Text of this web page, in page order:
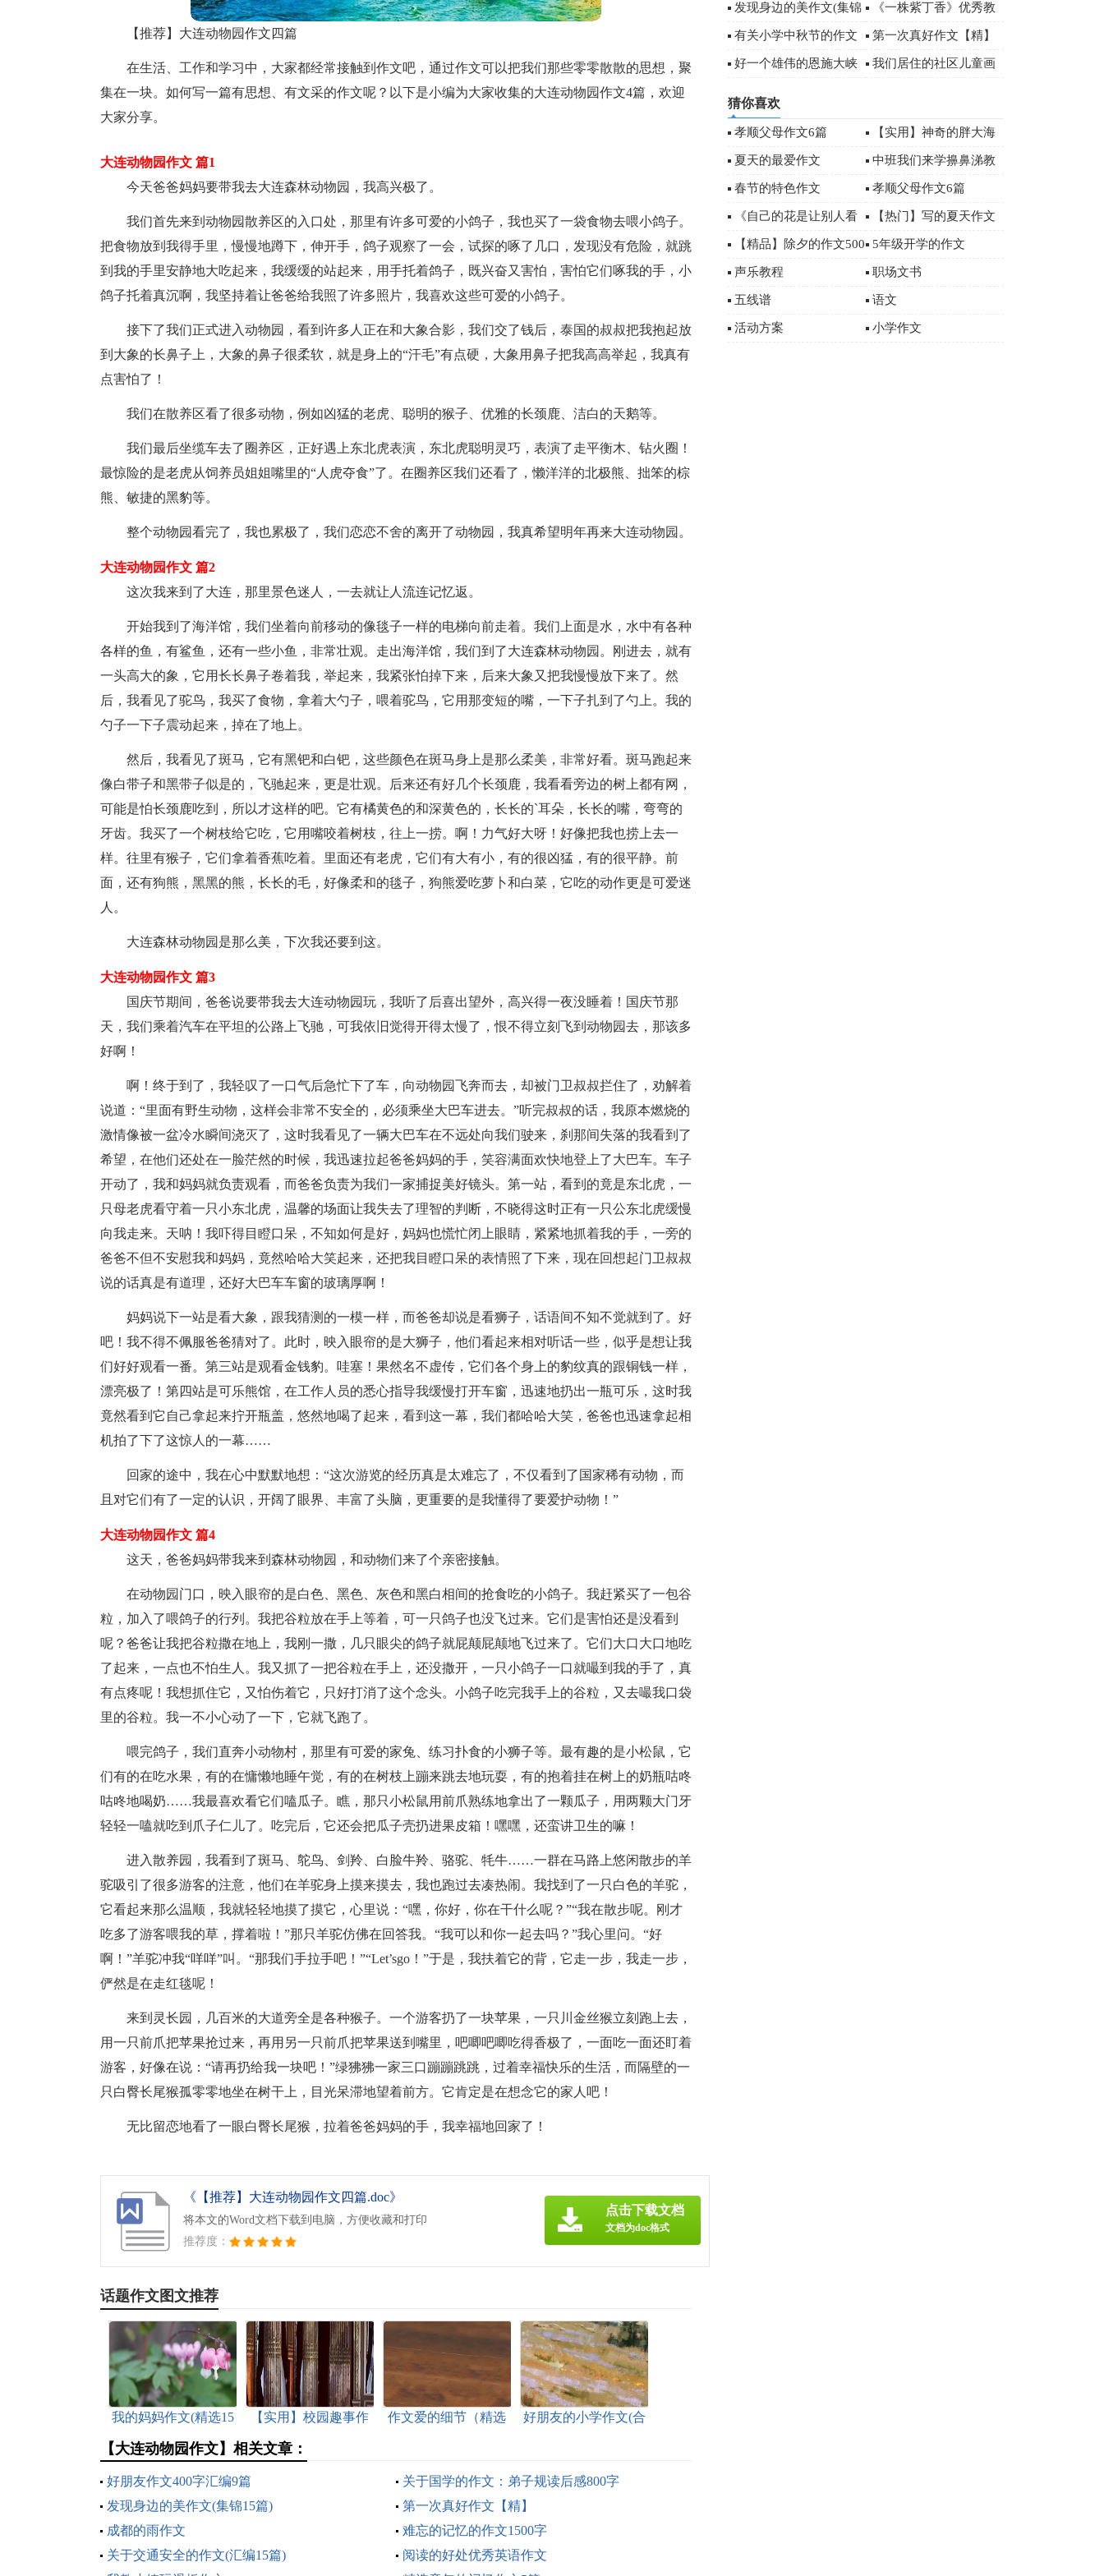
【推荐】大连动物园作文四篇
在生活、工作和学习中，大家都经常接触到作文吧，通过作文可以把我们那些零零散散的思想，聚
集在一块。如何写一篇有思想、有文采的作文呢？以下是小编为大家收集的大连动物园作文4篇，欢迎
大家分享。
大连动物园作文 篇1
今天爸爸妈妈要带我去大连森林动物园，我高兴极了。
我们首先来到动物园散养区的入口处，那里有许多可爱的小鸽子，我也买了一袋食物去喂小鸽子。
把食物放到我得手里，慢慢地蹲下，伸开手，鸽子观察了一会，试探的啄了几口，发现没有危险，就跳
到我的手里安静地大吃起来，我缓缓的站起来，用手托着鸽子，既兴奋又害怕，害怕它们啄我的手，小
鸽子托着真沉啊，我坚持着让爸爸给我照了许多照片，我喜欢这些可爱的小鸽子。
接下了我们正式进入动物园，看到许多人正在和大象合影，我们交了钱后，泰国的叔叔把我抱起放
到大象的长鼻子上，大象的鼻子很柔软，就是身上的“汗毛”有点硬，大象用鼻子把我高高举起，我真有
点害怕了！
我们在散养区看了很多动物，例如凶猛的老虎、聪明的猴子、优雅的长颈鹿、洁白的天鹅等。
我们最后坐缆车去了圈养区，正好遇上东北虎表演，东北虎聪明灵巧，表演了走平衡木、钻火圈！
最惊险的是老虎从饲养员姐姐嘴里的“人虎夺食”了。在圈养区我们还看了，懒洋洋的北极熊、拙笨的棕
熊、敏捷的黑豹等。
整个动物园看完了，我也累极了，我们恋恋不舍的离开了动物园，我真希望明年再来大连动物园。
大连动物园作文 篇2
这次我来到了大连，那里景色迷人，一去就让人流连记忆返。
开始我到了海洋馆，我们坐着向前移动的像毯子一样的电梯向前走着。我们上面是水，水中有各种
各样的鱼，有鲨鱼，还有一些小鱼，非常壮观。走出海洋馆，我们到了大连森林动物园。刚进去，就有
一头高大的象，它用长长鼻子卷着我，举起来，我紧张怕掉下来，后来大象又把我慢慢放下来了。然
后，我看见了驼鸟，我买了食物，拿着大勺子，喂着驼鸟，它用那变短的嘴，一下子扎到了勺上。我的
勺子一下子震动起来，掉在了地上。
然后，我看见了斑马，它有黑钯和白钯，这些颜色在斑马身上是那么柔美，非常好看。斑马跑起来
像白带子和黑带子似是的，飞驰起来，更是壮观。后来还有好几个长颈鹿，我看看旁边的树上都有网，
可能是怕长颈鹿吃到，所以才这样的吧。它有橘黄色的和深黄色的，长长的`耳朵，长长的嘴，弯弯的
牙齿。我买了一个树枝给它吃，它用嘴咬着树枝，往上一捞。啊！力气好大呀！好像把我也捞上去一
样。往里有猴子，它们拿着香蕉吃着。里面还有老虎，它们有大有小，有的很凶猛，有的很平静。前
面，还有狗熊，黑黑的熊，长长的毛，好像柔和的毯子，狗熊爱吃萝卜和白菜，它吃的动作更是可爱迷
人。
大连森林动物园是那么美，下次我还要到这。
大连动物园作文 篇3
国庆节期间，爸爸说要带我去大连动物园玩，我听了后喜出望外，高兴得一夜没睡着！国庆节那
天，我们乘着汽车在平坦的公路上飞驰，可我依旧觉得开得太慢了，恨不得立刻飞到动物园去，那该多
好啊！
啊！终于到了，我轻叹了一口气后急忙下了车，向动物园飞奔而去，却被门卫叔叔拦住了，劝解着
说道：“里面有野生动物，这样会非常不安全的，必须乘坐大巴车进去。”听完叔叔的话，我原本燃烧的
激情像被一盆冷水瞬间浇灭了，这时我看见了一辆大巴车在不远处向我们驶来，刹那间失落的我看到了
希望，在他们还处在一脸茫然的时候，我迅速拉起爸爸妈妈的手，笑容满面欢快地登上了大巴车。车子
开动了，我和妈妈就负责观看，而爸爸负责为我们一家捕捉美好镜头。第一站，看到的竟是东北虎，一
只母老虎看守着一只小东北虎，温馨的场面让我失去了理智的判断，不晓得这时正有一只公东北虎缓慢
向我走来。天呐！我吓得目瞪口呆，不知如何是好，妈妈也慌忙闭上眼睛，紧紧地抓着我的手，一旁的
爸爸不但不安慰我和妈妈，竟然哈哈大笑起来，还把我目瞪口呆的表情照了下来，现在回想起门卫叔叔
说的话真是有道理，还好大巴车车窗的玻璃厚啊！
妈妈说下一站是看大象，跟我猜测的一模一样，而爸爸却说是看狮子，话语间不知不觉就到了。好
吧！我不得不佩服爸爸猜对了。此时，映入眼帘的是大狮子，他们看起来相对听话一些，似乎是想让我
们好好观看一番。第三站是观看金钱豹。哇塞！果然名不虚传，它们各个身上的豹纹真的跟铜钱一样，
漂亮极了！第四站是可乐熊馆，在工作人员的悉心指导我缓慢打开车窗，迅速地扔出一瓶可乐，这时我
竟然看到它自己拿起来拧开瓶盖，悠然地喝了起来，看到这一幕，我们都哈哈大笑，爸爸也迅速拿起相
机拍了下了这惊人的一幕……
回家的途中，我在心中默默地想：“这次游览的经历真是太难忘了，不仅看到了国家稀有动物，而
且对它们有了一定的认识，开阔了眼界、丰富了头脑，更重要的是我懂得了要爱护动物！”
大连动物园作文 篇4
这天，爸爸妈妈带我来到森林动物园，和动物们来了个亲密接触。
在动物园门口，映入眼帘的是白色、黑色、灰色和黑白相间的抢食吃的小鸽子。我赶紧买了一包谷
粒，加入了喂鸽子的行列。我把谷粒放在手上等着，可一只鸽子也没飞过来。它们是害怕还是没看到
呢？爸爸让我把谷粒撒在地上，我刚一撒，几只眼尖的鸽子就屁颠屁颠地飞过来了。它们大口大口地吃
了起来，一点也不怕生人。我又抓了一把谷粒在手上，还没撒开，一只小鸽子一口就嘬到我的手了，真
有点疼呢！我想抓住它，又怕伤着它，只好打消了这个念头。小鸽子吃完我手上的谷粒，又去嘬我口袋
里的谷粒。我一不小心动了一下，它就飞跑了。
喂完鸽子，我们直奔小动物村，那里有可爱的家兔、练习扑食的小狮子等。最有趣的是小松鼠，它
们有的在吃水果，有的在慵懒地睡午觉，有的在树枝上蹦来跳去地玩耍，有的抱着挂在树上的奶瓶咕咚
咕咚地喝奶……我最喜欢看它们嗑瓜子。瞧，那只小松鼠用前爪熟练地拿出了一颗瓜子，用两颗大门牙
轻轻一嗑就吃到爪子仁儿了。吃完后，它还会把瓜子壳扔进果皮箱！嘿嘿，还蛮讲卫生的嘛！
进入散养园，我看到了斑马、鸵鸟、剑羚、白脸牛羚、骆驼、牦牛……一群在马路上悠闲散步的羊
驼吸引了很多游客的注意，他们在羊驼身上摸来摸去，我也跑过去凑热闹。我找到了一只白色的羊驼，
它看起来那么温顺，我就轻轻地摸了摸它，心里说：“嘿，你好，你在干什么呢？”“我在散步呢。刚才
吃多了游客喂我的草，撑着啦！”那只羊驼仿佛在回答我。“我可以和你一起去吗？”我心里问。“好
啊！”羊驼冲我“咩咩”叫。“那我们手拉手吧！”“Let’sgo！”于是，我扶着它的背，它走一步，我走一步，
俨然是在走红毯呢！
来到灵长园，几百米的大道旁全是各种猴子。一个游客扔了一块苹果，一只川金丝猴立刻跑上去，
用一只前爪把苹果抢过来，再用另一只前爪把苹果送到嘴里，吧唧吧唧吃得香极了，一面吃一面还盯着
游客，好像在说：“请再扔给我一块吧！”绿狒狒一家三口蹦蹦跳跳，过着幸福快乐的生活，而隔壁的一
只白臀长尾猴孤零零地坐在树干上，目光呆滞地望着前方。它肯定是在想念它的家人吧！
无比留恋地看了一眼白臀长尾猴，拉着爸爸妈妈的手，我幸福地回家了！
《【推荐】大连动物园作文四篇.doc》
将本文的Word文档下载到电脑，方便收藏和打印
推荐度：
点击下载文档
文档为doc格式
话题作文图文推荐
我的妈妈作文(精选15
【实用】校园趣事作
作文爱的细节（精选
好朋友的小学作文(合
【大连动物园作文】相关文章：
好朋友作文400字汇编9篇
关于国学的作文：弟子规读后感800字
发现身边的美作文(集锦15篇)
第一次真好作文【精】
成都的雨作文
难忘的记忆的作文1500字
关于交通安全的作文(汇编15篇)
阅读的好处优秀英语作文
篇 规读后感800字
发现身边的美作文(集锦
15篇)
《一株紫丁香》优秀教
学设计
有关小学中秋节的作文
500字三篇
第一次真好作文【精】
好一个雄伟的恩施大峡 我们居住的社区儿童画
猜你喜欢
孝顺父母作文6篇 【实用】神奇的胖大海
作文300字合集九篇
夏天的最爱作文 中班我们来学擤鼻涕教
案范文
春节的特色作文 孝顺父母作文6篇
《自己的花是让别人看
的》课文教案精选
【热门】写的夏天作文
400字九篇
【精品】除夕的作文500
字合集5篇
5年级开学的作文
声乐教程 职场文书
五线谱 语文
活动方案 小学作文